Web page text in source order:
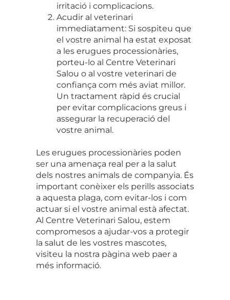
irritació i complicacions.
Acudir al veterinari
immediatament: Si sospiteu que
el vostre animal ha estat exposat
a les erugues processionàries,
porteu-lo al Centre Veterinari
Salou o al vostre veterinari de
confiança com més aviat millor.
Un tractament ràpid és crucial
per evitar complicacions greus i
assegurar la recuperació del
vostre animal.
Les erugues processionàries poden
ser una amenaça real per a la salut
dels nostres animals de companyia. És
important conèixer els perills associats
a aquesta plaga, com evitar-los i com
actuar si el vostre animal està afectat.
Al Centre Veterinari Salou, estem
compromesos a ajudar-vos a protegir
la salut de les vostres mascotes,
visiteu la nostra pàgina web paer a
més informació.